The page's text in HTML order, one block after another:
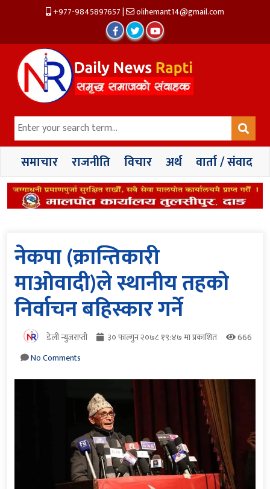
+977-9845897657| olihemant14@gmail.com
समाचार राजनीति विचार अर्थ वार्ता / संवाद
नेकपा (क्रान्तिकारी
माओवादी)ले स्थानीय तहको
निर्वाचन बहिस्कार गर्ने
डेली न्युजराप्ती ३० फाल्गुन २०७८ १९:४७ मा प्रकाशित
666
No Comments